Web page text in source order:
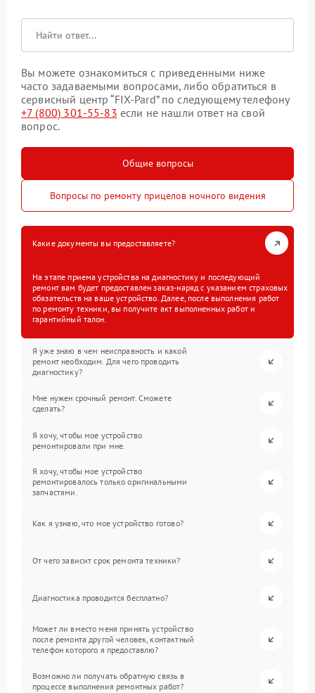
Вы можете ознакомиться с приведенными ниже
часто задаваемыми вопросами, либо обратиться в
сервисный центр “FIX-Pard” по следующему телефону
+7 (800) 301-55-83 если не нашли ответ на свой
вопрос.
Общие вопросы
Вопросы по ремонту прицелов ночного видения
Какие документы вы предоставляете?
На этапе приема устройства на диагностику и последующий
ремонт вам будет предоставлен заказ-наряд с указанием страховых
обязательств на ваше устройство. Далее, после выполнения работ
по ремонту техники, вы получите акт выполненных работ и
гарантийный талон.
Я уже знаю в чем неисправность и какой
ремонт необходим. Для чего проводить
диагностику?
Мне нужен срочный ремонт. Сможете
сделать?
Я хочу, чтобы мое устройство
ремонтировали при мне.
Я хочу, чтобы мое устройство
ремонтировалось только оригинальными
запчастями.
Как я узнаю, что мое устройство готово?
От чего зависит срок ремонта техники?
Диагностика проводится бесплатно?
Может ли вместо меня принять устройство
после ремонта другой человек, контактный
телефон которого я предоставлю?
Возможно ли получать обратную связь в
процессе выполнения ремонтных работ?